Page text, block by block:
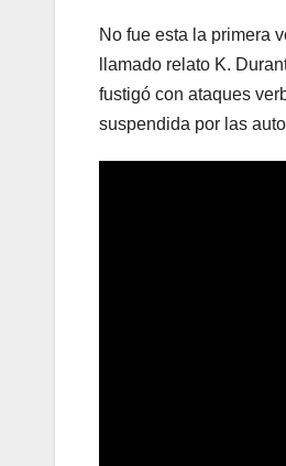
No fue esta la primera
llamado relato K.
fustigó con ataques
suspendida por las